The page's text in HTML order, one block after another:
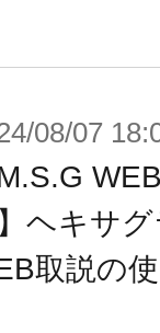
×1
08/07
M.S.G
ヘキサ
取説の